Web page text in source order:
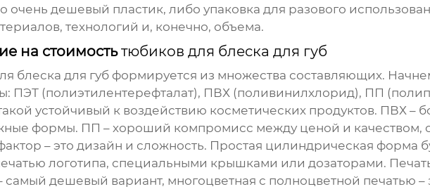
очень дешевый пластик, либо упаковка для разового
технологий и, конечно, объема.
на стоимостьтюбиков для блеска для губ
блеска для губформируется из множества составляющих.
ПЭТ (полиэтилентерефталат), ПВХ (поливинилхлорид), ПП
устойчивый к воздействию косметических продуктов. ПВХ –
формы. ПП – хороший компромисс между ценой и качеством,
– это дизайн и сложность. Простая цилиндрическая форма
логотипа, специальными крышками или дозаторами. Печать
самый дешевый вариант, многоцветная с полноцветной печатью